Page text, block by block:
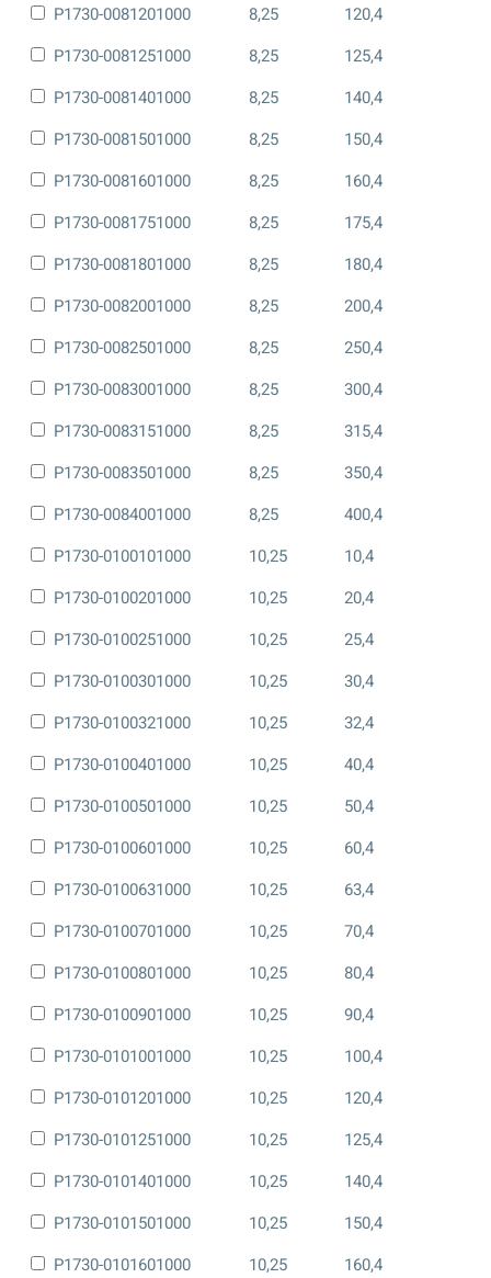
P1730-0081201000
8,25
120,4
P1730-0081251000
8,25
125,4
P1730-0081401000
8,25
140,4
P1730-0081501000
8,25
150,4
P1730-0081601000
8,25
160,4
P1730-0081751000
8,25
175,4
P1730-0081801000
8,25
180,4
P1730-0082001000
8,25
200,4
P1730-0082501000
8,25
250,4
P1730-0083001000
8,25
300,4
P1730-0083151000
8,25
315,4
P1730-0083501000
8,25
350,4
P1730-0084001000
8,25
400,4
P1730-0100101000
10,25
10,4
P1730-0100201000
10,25
20,4
P1730-0100251000
10,25
25,4
P1730-0100301000
10,25
30,4
P1730-0100321000
10,25
32,4
P1730-0100401000
10,25
40,4
P1730-0100501000
10,25
50,4
P1730-0100601000
10,25
60,4
P1730-0100631000
10,25
63,4
P1730-0100701000
10,25
70,4
P1730-0100801000
10,25
80,4
P1730-0100901000
10,25
90,4
P1730-0101001000
10,25
100,4
P1730-0101201000
10,25
120,4
P1730-0101251000
10,25
125,4
P1730-0101401000
10,25
140,4
P1730-0101501000
10,25
150,4
P1730-0101601000
10,25
160,4